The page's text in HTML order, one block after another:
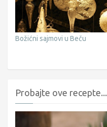
Božićni sajmovi u Beču
Probajte ove recepte...